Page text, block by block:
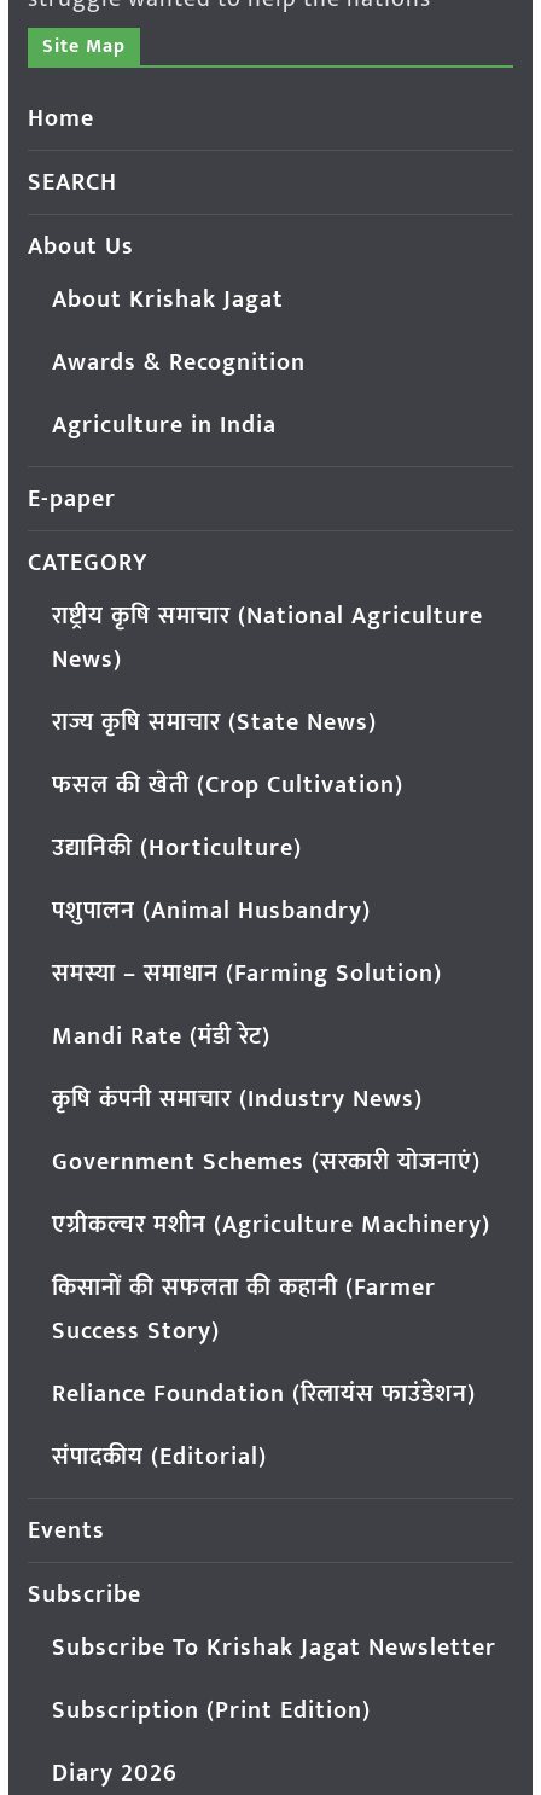
Site Map
Home
SEARCH
About Us
About Krishak Jagat
Awards & Recognition
Agriculture in India
E-paper
CATEGORY
राष्ट्रीय कृषि समाचार (National Agriculture
News)
राज्य कृषि समाचार (State News)
फसल की खेती (Crop Cultivation)
उद्यानिकी (Horticulture)
पशुपालन (Animal Husbandry)
समस्या – समाधान (Farming Solution)
Mandi Rate (मंडी रेट)
कृषि कंपनी समाचार (Industry News)
Government Schemes (सरकारी योजनाएं)
एग्रीकल्चर मशीन (Agriculture Machinery)
किसानों की सफलता की कहानी (Farmer
Success Story)
Reliance Foundation (रिलायंस फाउंडेशन)
संपादकीय (Editorial)
Events
Subscribe
Subscribe To Krishak Jagat Newsletter
Subscription (Print Edition)
Diary 2026